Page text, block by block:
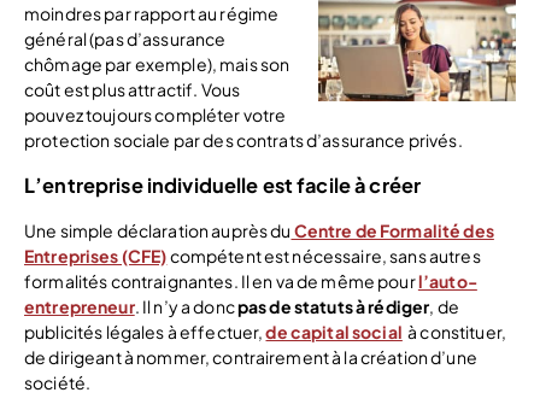
moindres par rapport au régime
général (pas d’assurance
chômage par exemple), mais son
coût est plus attractif. Vous
pouvez toujours compléter votre
protection sociale par des contrats d’assurance privés.
L’entreprise individuelle est facile à créer
Une simple déclaration auprès du Centre de Formalité des
Entreprises (CFE)compétent est nécessaire, sans autres
formalités contraignantes. Il en va de même pourl’auto-
entrepreneur. Il n’y a doncpas de statuts à rédiger , de
publicités légales à effectuer,de capital social à constituer,
de dirigeant à nommer, contrairement à la création d’une
société.